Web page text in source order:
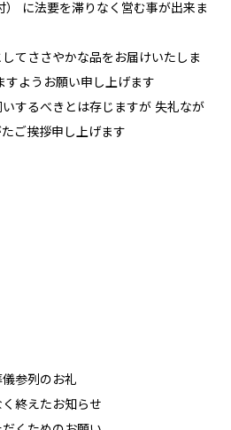
） に法要を滞りなく営む事が出来ま
てささやかな品をお届けいたしま
すようお願い申し上げます
するべきとは存じますが 失礼なが
ご挨拶申し上げます
参列のお礼
終えたお知らせ